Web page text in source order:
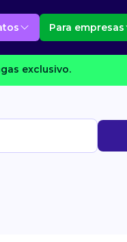
Para empresas
exclusivo.